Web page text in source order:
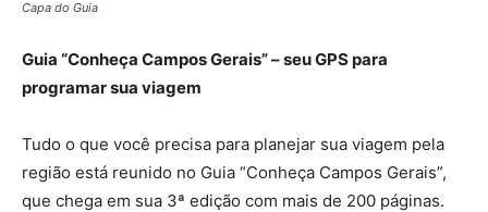
Capa do Guia
Guia “Conheça Campos Gerais” – seu GPS para
programar sua viagem
Tudo o que você precisa para planejar sua viagem pela
região está reunido no Guia “Conheça Campos Gerais”,
que chega em sua 3ª edição com mais de 200 páginas.